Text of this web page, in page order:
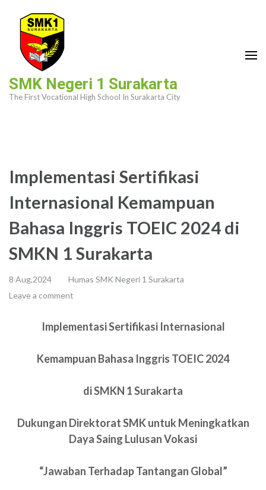
content
(Press
SMK Negeri 1 Surakarta
The First Vocational High School In Surakarta City
Implementasi Sertifikasi
Internasional Kemampuan
Bahasa Inggris TOEIC 2024 di
SMKN 1 Surakarta
8 Aug,2024
Humas SMK Negeri 1 Surakarta
Leave a comment
Implementasi Sertifikasi Internasional
Kemampuan Bahasa Inggris TOEIC 2024
di SMKN 1 Surakarta
Dukungan Direktorat SMK untuk Meningkatkan
Daya Saing Lulusan Vokasi
“Jawaban Terhadap Tantangan Global”